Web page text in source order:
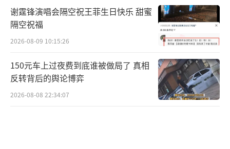
谢霆锋演唱会隔空祝王菲生日快乐 甜蜜
隔空祝福
2026-08-09 10:15:26
150元车上过夜费到底谁被做局了 真相
反转背后的舆论博弈
2026-08-08 22:34:07